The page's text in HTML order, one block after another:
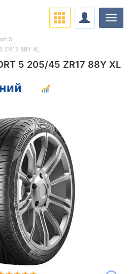
5 205/45 ZR17 88Y XL
5
ZR17 88Y XL